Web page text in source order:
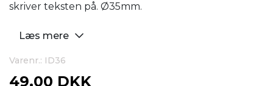
skriver teksten på. Ø35mm.
Læs mere
Varenr.: ID36
49,00 DKK